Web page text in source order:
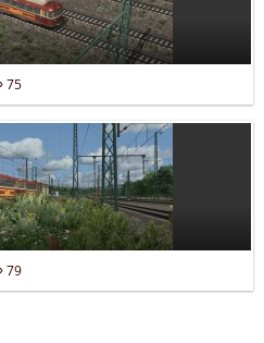
75
79